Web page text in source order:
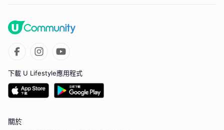
下載 U Lifestyle應用程式
關於